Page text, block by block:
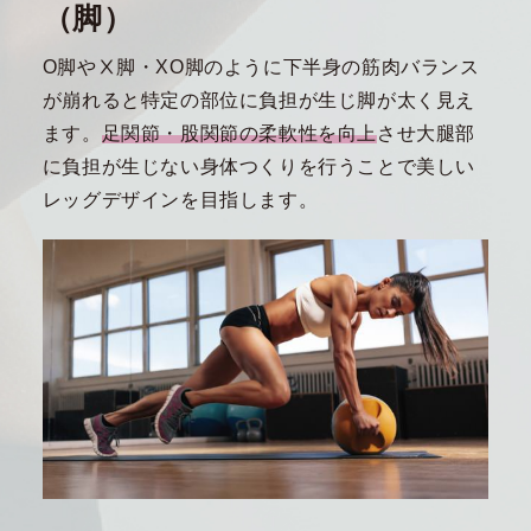
（脚）
O脚やⅩ脚・XO脚のように下半身の筋肉バランス
が崩れると特定の部位に負担が生じ脚が太く見え
ます。 足関節・股関節の柔軟性を向上させ大腿部
に負担が生じない身体つくりを行うことで美しい
レッグデザインを目指します。